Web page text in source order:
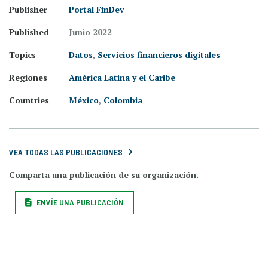
Publisher
Portal FinDev
Published
Junio 2022
Topics
Datos, Servicios financieros digitales
Regiones
América Latina y el Caribe
Countries
México, Colombia
VEA TODAS LAS PUBLICACIONES
Comparta una publicación de su organización.
ENVÍE UNA PUBLICACIÓN